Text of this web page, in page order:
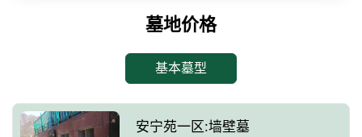
墓地价格
基本墓型
安宁苑一区:墙壁墓